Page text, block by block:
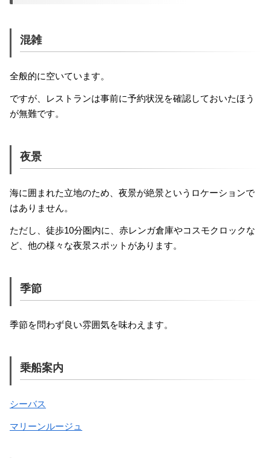
混雑
全般的に空いています。
ですが、レストランは事前に予約状況を確認しておいたほう
が無難です。
夜景
海に囲まれた立地のため、夜景が絶景というロケーションで
はありません。
ただし、徒歩10分圏内に、赤レンガ倉庫やコスモクロックな
ど、他の様々な夜景スポットがあります。
季節
季節を問わず良い雰囲気を味わえます。
乗船案内
シーバス
マリーンルージュ